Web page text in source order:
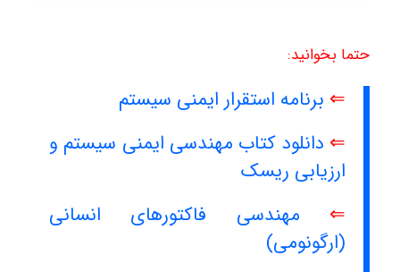
حتما بخوانید:
⇐ برنامه استقرار ایمنی سیستم
⇐ دانلود کتاب مهندسی ایمنی سیستم و
ارزیابی ریسک
⇐ مهندسی فاکتورهای انسانی
(ارگونومی)